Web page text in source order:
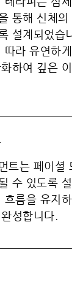
통해 신체
설계되었습
따라 유연하
하여 깊은
트는 페이셜
수 있도록
흐름을 유지
성합니다.